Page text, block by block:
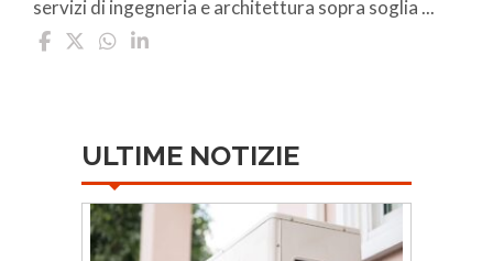
servizi di ingegneria e architettura sopra soglia ...
ULTIME NOTIZIE